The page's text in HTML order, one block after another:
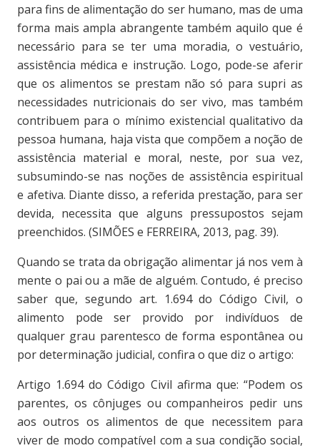
para fins de alimentação do ser humano, mas de uma
forma mais ampla abrangente também aquilo que é
necessário para se ter uma moradia, o vestuário,
assistência médica e instrução. Logo, pode-se aferir
que os alimentos se prestam não só para supri as
necessidades nutricionais do ser vivo, mas também
contribuem para o mínimo existencial qualitativo da
pessoa humana, haja vista que compõem a noção de
assistência material e moral, neste, por sua vez,
subsumindo-se nas noções de assistência espiritual
e afetiva. Diante disso, a referida prestação, para ser
devida, necessita que alguns pressupostos sejam
preenchidos. (SIMÕES e FERREIRA, 2013, pag. 39).
Quando se trata da obrigação alimentar já nos vem à
mente o pai ou a mãe de alguém. Contudo, é preciso
saber que, segundo art. 1.694 do Código Civil, o
alimento pode ser provido por indivíduos de
qualquer grau parentesco de forma espontânea ou
por determinação judicial, confira o que diz o artigo:
Artigo 1.694 do Código Civil afirma que: “Podem os
parentes, os cônjuges ou companheiros pedir uns
aos outros os alimentos de que necessitem para
viver de modo compatível com a sua condição social,